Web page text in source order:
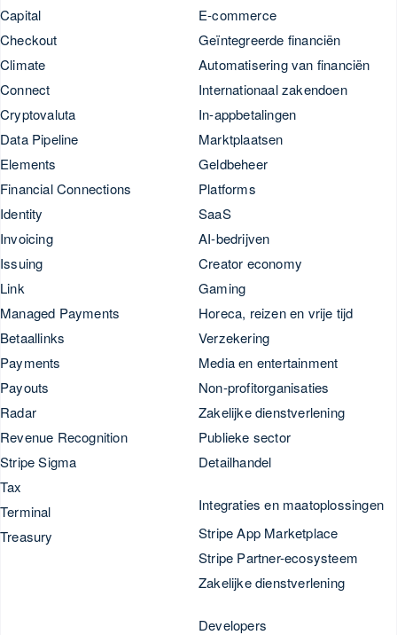
Capital
Checkout
Climate
Connect
Cryptovaluta
Data Pipeline
Elements
Financial Connections
Identity
Invoicing
Issuing
Link
Managed Payments
Betaallinks
Payments
Payouts
Radar
Revenue Recognition
Stripe Sigma
Tax
Terminal
Treasury
E-commerce
Geïntegreerde financiën
Automatisering van financiën
Internationaal zakendoen
In-appbetalingen
Marktplaatsen
Geldbeheer
Platforms
SaaS
AI-bedrijven
Creator economy
Gaming
Horeca, reizen en vrije tijd
Verzekering
Media en entertainment
Non-profitorganisaties
Zakelijke dienstverlening
Publieke sector
Detailhandel
Integraties en maatoplossingen
Stripe App Marketplace
Stripe Partner-ecosysteem
Zakelijke dienstverlening
Developers